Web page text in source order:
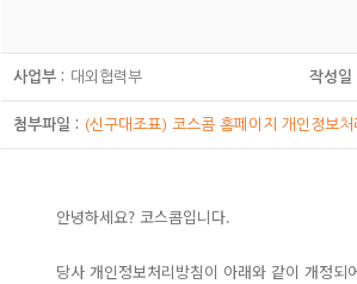
사업부 : 대외협력부 작성일
첨부파일 : (신구대조표) 코스콤 홈페이지 개인정보
안녕하세요? 코스콤입니다.
당사 개인정보처리방침이 아래와 같이 개정되